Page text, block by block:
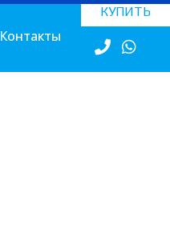
КУПИТЬ
Контакты